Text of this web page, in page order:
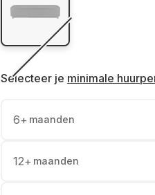
Selecteer je minimale
6+ maanden
12+ maanden